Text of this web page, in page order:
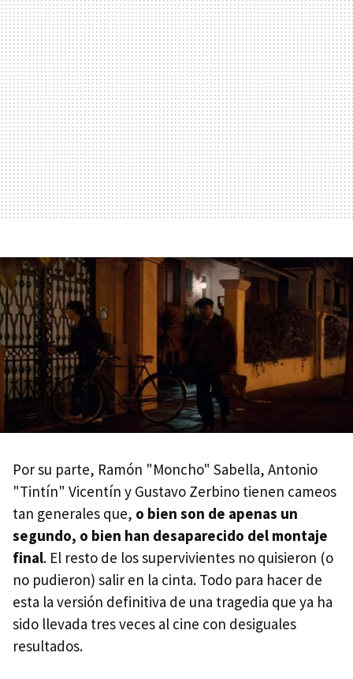
Por su parte, Ramón "Moncho" Sabella, Antonio
"Tintín" Vicentín y Gustavo Zerbino tienen cameos
tan generales que, o bien son de apenas un
segundo, o bien han desaparecido del montaje
final. El resto de los supervivientes no quisieron (o
no pudieron) salir en la cinta. Todo para hacer de
esta la versión definitiva de una tragedia que ya ha
sido llevada tres veces al cine con desiguales
resultados.